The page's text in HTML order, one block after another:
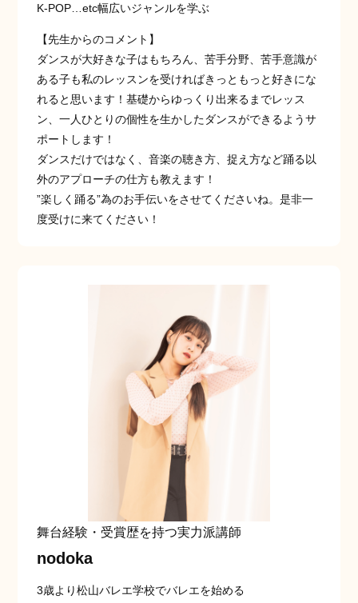
K-POP…etc幅広いジャンルを学ぶ
【先生からのコメント】
ダンスが大好きな子はもちろん、苦手分野、苦手意識が
ある子も私のレッスンを受ければきっともっと好きにな
れると思います！基礎からゆっくり出来るまでレッス
ン、一人ひとりの個性を生かしたダンスができるようサ
ポートします！
ダンスだけではなく、音楽の聴き方、捉え方など踊る以
外のアプローチの仕方も教えます！
”楽しく踊る”為のお手伝いをさせてくださいね。是非一
度受けに来てください！
舞台経験・受賞歴を持つ実力派講師
nodoka
3歳より松山バレエ学校でバレエを始める